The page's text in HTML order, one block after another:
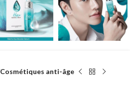
Cosmétiques anti-âge